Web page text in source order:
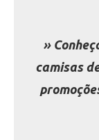
»
camisas